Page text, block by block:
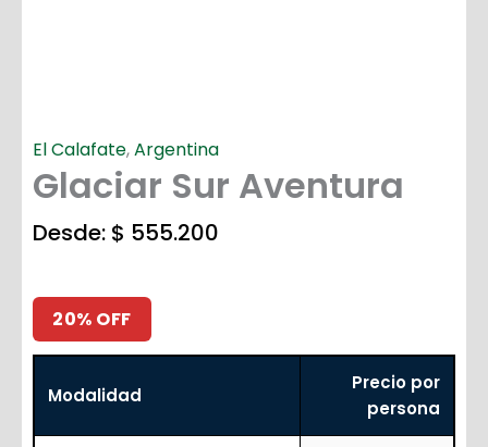
El Calafate,Argentina
Glaciar Sur Aventura
Desde: $ 555.200
20% OFF
Modalidad
Precio por
persona